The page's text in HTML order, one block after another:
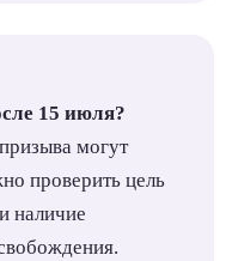
15 июля?
могут
проверить цель
наличие